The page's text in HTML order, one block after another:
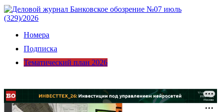
Номера
Подписка
Тематический план 2026